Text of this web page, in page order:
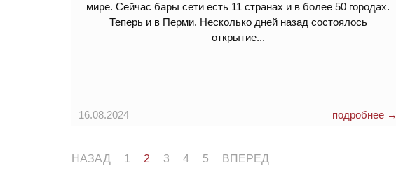
мире. Сейчас бары сети есть 11 странах и в более 50 городах.
Теперь и в Перми. Несколько дней назад состоялось
открытие...
16.08.2024 подробнее →
НАЗАД 1 2 3 4 5 ВПЕРЕД